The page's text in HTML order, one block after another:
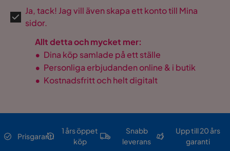
Ja, tack! Jag vill även skapa ett konto till Mina
sidor.
Allt detta och mycket mer:
• Dina köp samlade på ett ställe
• Personliga erbjudanden online & i butik
• Kostnadsfritt och helt digitalt
Prisgaranti
1 års öppet
köp
Snabb
leverans
Upp till 20 års
garanti